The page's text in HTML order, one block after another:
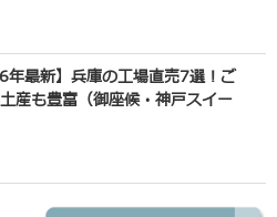
年最新】兵庫の工場直売7選！ご
産も豊富（御座候・神戸スイー